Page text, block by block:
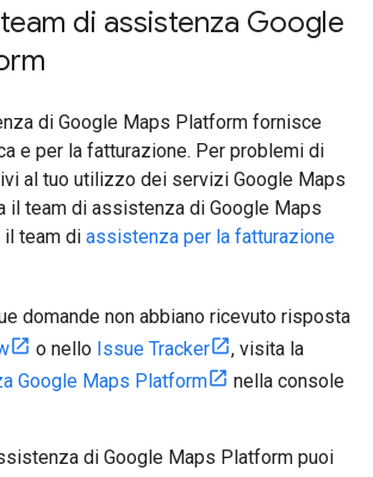
di assistenza Google
di Google Maps Platform fornisce
e per la fatturazione. Per problemi di
al tuo utilizzo dei servizi Google Maps
il team di assistenza di Google Maps
il team di assistenza per la fatturazione
domande non abbiano ricevuto risposta
o nello Issue Tracker
, visita la
Google Maps Platform
nella console
di Google Maps Platform puoi